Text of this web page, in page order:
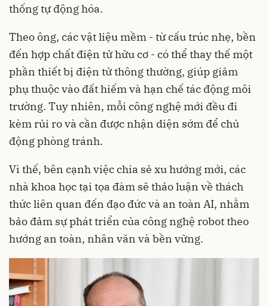
thống tự động hóa.
Theo ông, các vật liệu mềm - từ cấu trúc nhẹ, bền
đến hợp chất điện tử hữu cơ - có thể thay thế một
phần thiết bị điện tử thông thường, giúp giảm
phụ thuộc vào đất hiếm và hạn chế tác động môi
trường. Tuy nhiên, mỗi công nghệ mới đều đi
kèm rủi ro và cần được nhận diện sớm để chủ
động phòng tránh.
Vì thế, bên cạnh việc chia sẻ xu hướng mới, các
nhà khoa học tại tọa đàm sẽ thảo luận về thách
thức liên quan đến đạo đức và an toàn AI, nhằm
bảo đảm sự phát triển của công nghệ robot theo
hướng an toàn, nhân văn và bền vững.